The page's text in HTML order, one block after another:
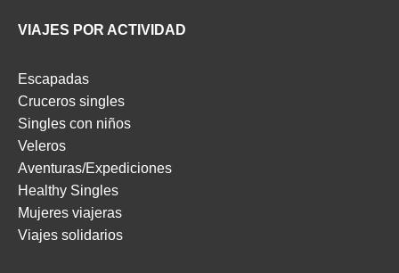
VIAJES POR ACTIVIDAD
Escapadas
Cruceros singles
Singles con niños
Veleros
Aventuras/Expediciones
Healthy Singles
Mujeres viajeras
Viajes solidarios